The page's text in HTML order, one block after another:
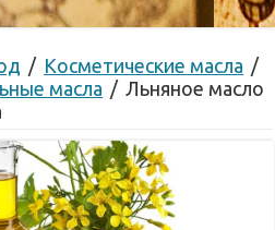
/ Косметические масла /
масла / Льняное масло